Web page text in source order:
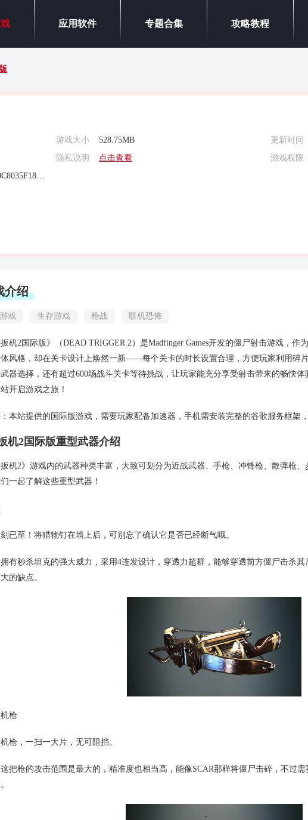
应用软件 专题合集 攻略教程
游戏大小 528.75MB 更新时间
隐私说明 点击查看 游戏权限
A50D971FF10362E34760C8035F188777
介绍
戏 生存游戏 枪战 联机恐怖
扳机2国际版》（DEAD TRIGGER 2）是Madfinger Games开发的僵尸射击游戏，
风格，却在关卡设计上焕然一新——每个关卡的时长设置合理，方便玩家利用碎
器选择，还有超过600场战斗关卡等待挑战，让玩家能充分享受射击带来的畅快
开启游戏之旅！
本站提供的国际版游戏，需要玩家配备加速器，手机需安装完整的谷歌服务框架
机2国际版重型武器介绍
扳机2》游戏内的武器种类丰富，大致可划分为近战武器、手枪、冲锋枪、散弹枪
一起了解这些重型武器！
已至！将猎物钉在墙上后，可别忘了确认它是否已经断气哦。
有秒杀坦克的强大威力，采用4连发设计，穿透力超群，能够穿透前方僵尸击杀
的缺点。
枪
枪，一扫一大片，无可阻挡。
把枪的攻击范围是最大的，精准度也相当高，能像SCAR那样将僵尸击碎，不过